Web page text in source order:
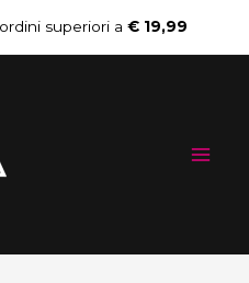
superiori a € 19,99